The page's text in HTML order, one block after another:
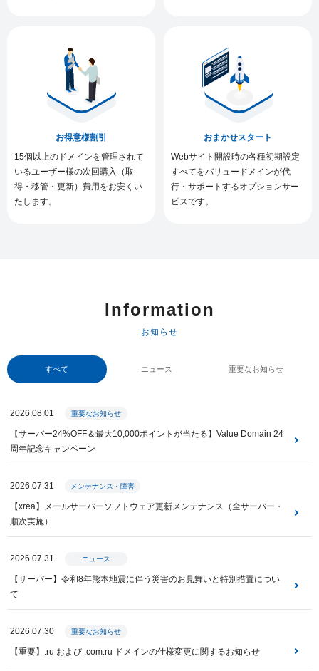
お得意様割引
15個以上のドメインを管理されて
いるユーザー様の次回購入（取
得・移管・更新）費用をお安くい
たします。
おまかせスタート
Webサイト開設時の各種初期設定
すべてをバリュードメインが代
行・サポートするオプションサー
ビスです。
Information
お知らせ
すべて ニュース 重要なお知らせ
2026.08.01 重要なお知らせ
【サーバー24%OFF＆最大10,000ポイントが当たる】Value Domain 24
周年記念キャンペーン
2026.07.31 メンテナンス・障害
【xrea】メールサーバーソフトウェア更新メンテナンス（全サーバー・
順次実施）
2026.07.31 ニュース
【サーバー】令和8年熊本地震に伴う災害のお見舞いと特別措置につい
て
2026.07.30 重要なお知らせ
【重要】.ru および .com.ru ドメインの仕様変更に関するお知らせ